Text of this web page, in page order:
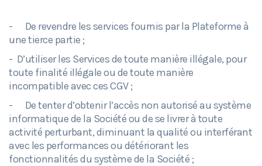
- De revendre les services fournis par la Plateforme à
une tierce partie ;
- D’utiliser les Services de toute manière illégale, pour
toute finalité illégale ou de toute manière
incompatible avec ces CGV ;
- De tenter d’obtenir l’accès non autorisé au système
informatique de la Société ou de se livrer à toute
activité perturbant, diminuant la qualité ou interférant
avec les performances ou détériorant les
fonctionnalités du système de la Société ;